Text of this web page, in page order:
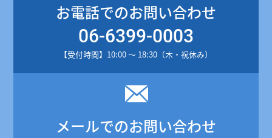
お電話でのお問い合わせ
06-6399-0003
【受付時間】10:00 ～ 18:30（木・祝休み）
メールでのお問い合わせ